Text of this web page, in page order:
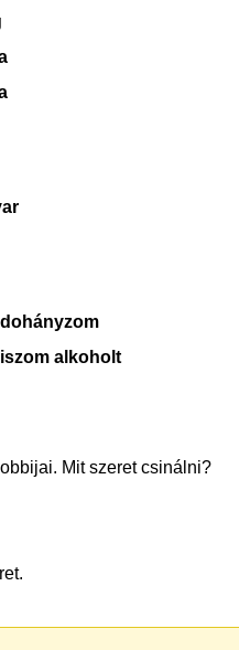
dohányzom
iszom alkoholt
Mit szeret csinálni?